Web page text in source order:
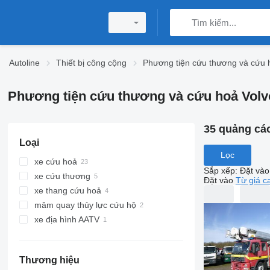
Autoline Thiết bị công cộng Phương tiện cứu thương và cứu
Phương tiện cứu thương và cứu hoả
Loại
xe cứu hoả
xe cứu thương
xe thang cứu hoả
mâm quay thủy lực cứu hộ
xe địa hình AATV
Thương hiệu
35 quảng
Lọc
Sắp xếp: Đặt vào
Đặt vào Từ giá